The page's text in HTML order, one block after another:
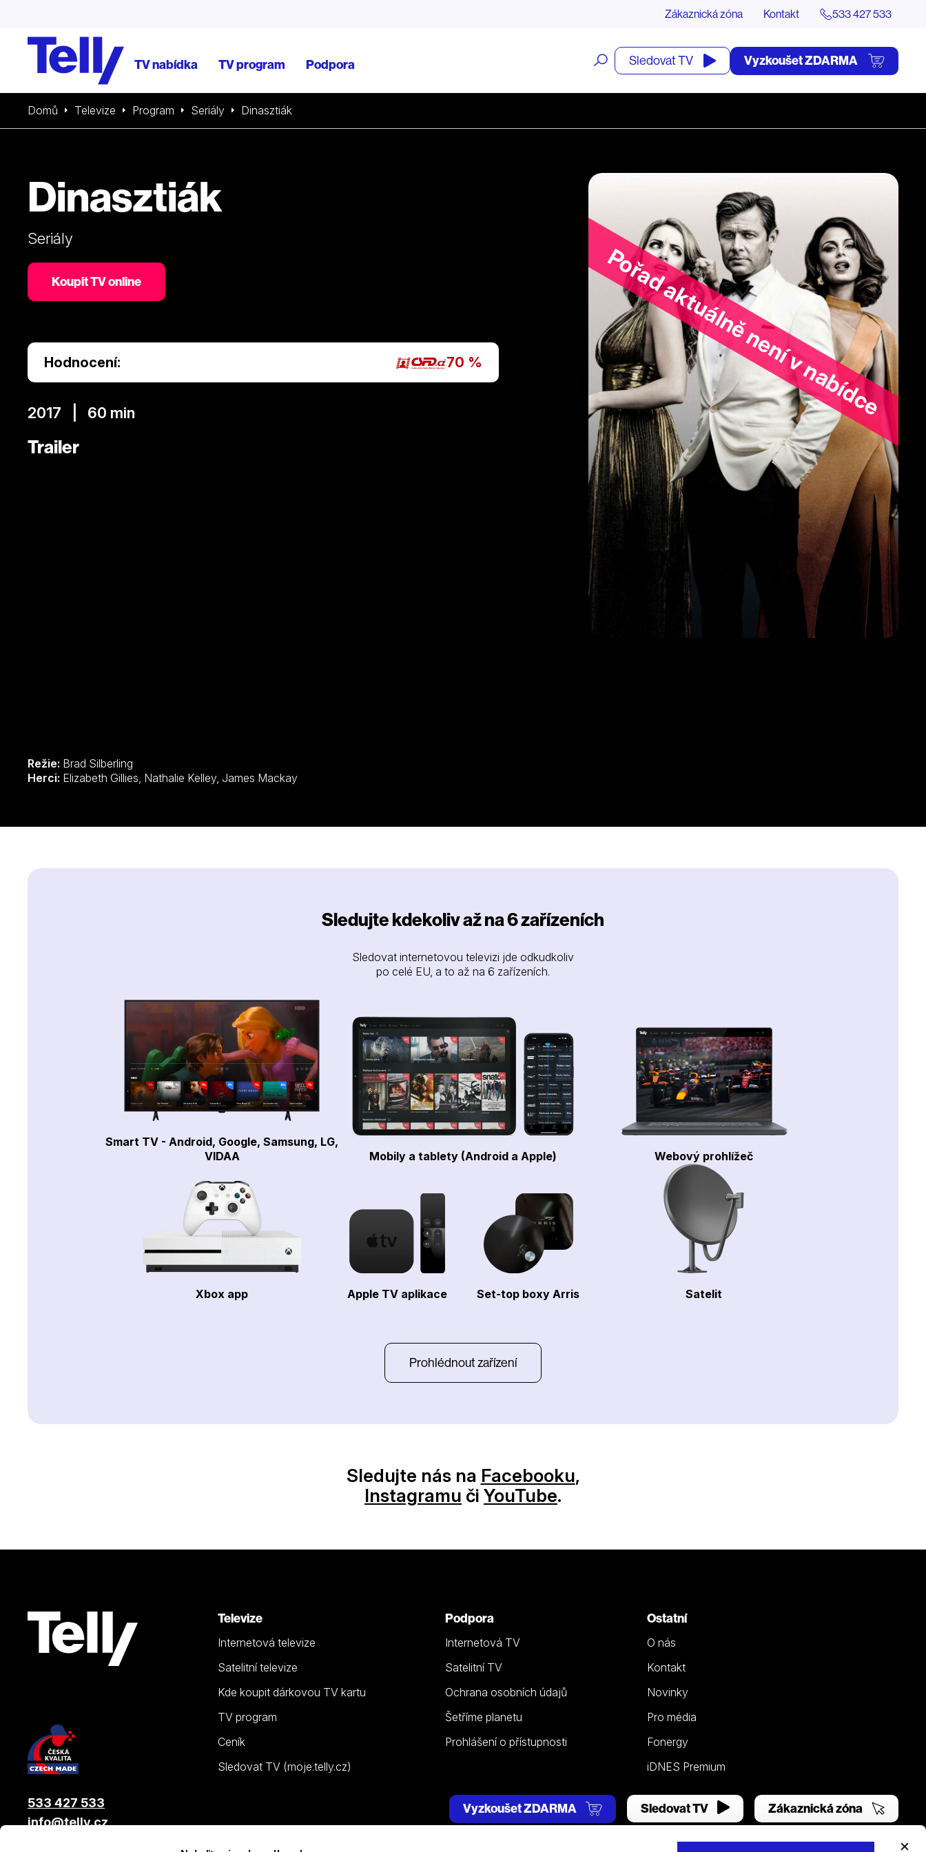
Zákaznická zóna Kontakt 533 427 533
TV nabídka TV program Podpora
Otevřít
vyhledávání
Sledovat TV Vyzkoušet ZDARMA
Domů Televize Program Seriály Dinasztiák
Pořad aktuálně není v nabídce
Dinasztiák
Seriály
Koupit TV online
Hodnocení: 70 %
2017 | 60 min
Trailer
Režie: Brad Silberling
Herci:
Elizabeth Gillies, Nathalie Kelley, James Mackay
Sledujte kdekoliv až na 6 zařízeních
Sledovat internetovou televizi jde odkudkoliv
po celé EU, a to až na 6 zařízeních.
Smart TV - Android, Google, Samsung, LG,
VIDAA
Mobily a tablety (Android a Apple) Webový prohlížeč
Xbox app Apple TV aplikace Set-top boxy Arris Satelit
Prohlédnout zařízení
Sledujte nás na Facebooku,
Instagramu či YouTube.
Televize
Internetová televize
Satelitní televize
Kde koupit dárkovou TV kartu
TV program
Ceník
Sledovat TV (moje.telly.cz)
Podpora
Internetová TV
Satelitní TV
Ochrana osobních údajů
Šetříme planetu
Prohlášení o přístupnosti
Ostatní
O nás
Kontakt
Novinky
Pro média
Fonergy
iDNES Premium
533 427 533
info@telly.cz
Vyzkoušet ZDARMA Sledovat TV Zákaznická zóna